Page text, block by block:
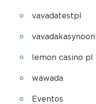
vavadatestpl
lemon casino pl
wawada
Eventos